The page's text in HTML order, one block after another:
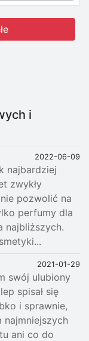
i
2022-06-09
najbardziej
zwykły
pozwolić na
perfumy dla
najbliższych.
2021-01-29
swój ulubiony
spisał się
i sprawnie,
najmniejszych
ani co do